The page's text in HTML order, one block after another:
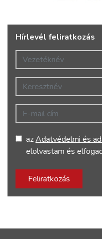
Hírlevél feliratkozás
Vezetéknév
Keresztnév
E-mail cím
azAdatvédelmi és
elolvastam és
Feliratkozás